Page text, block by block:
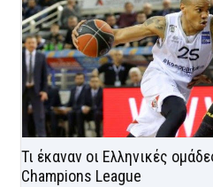
Τι έκαναν οι Ελληνικές
Champions League